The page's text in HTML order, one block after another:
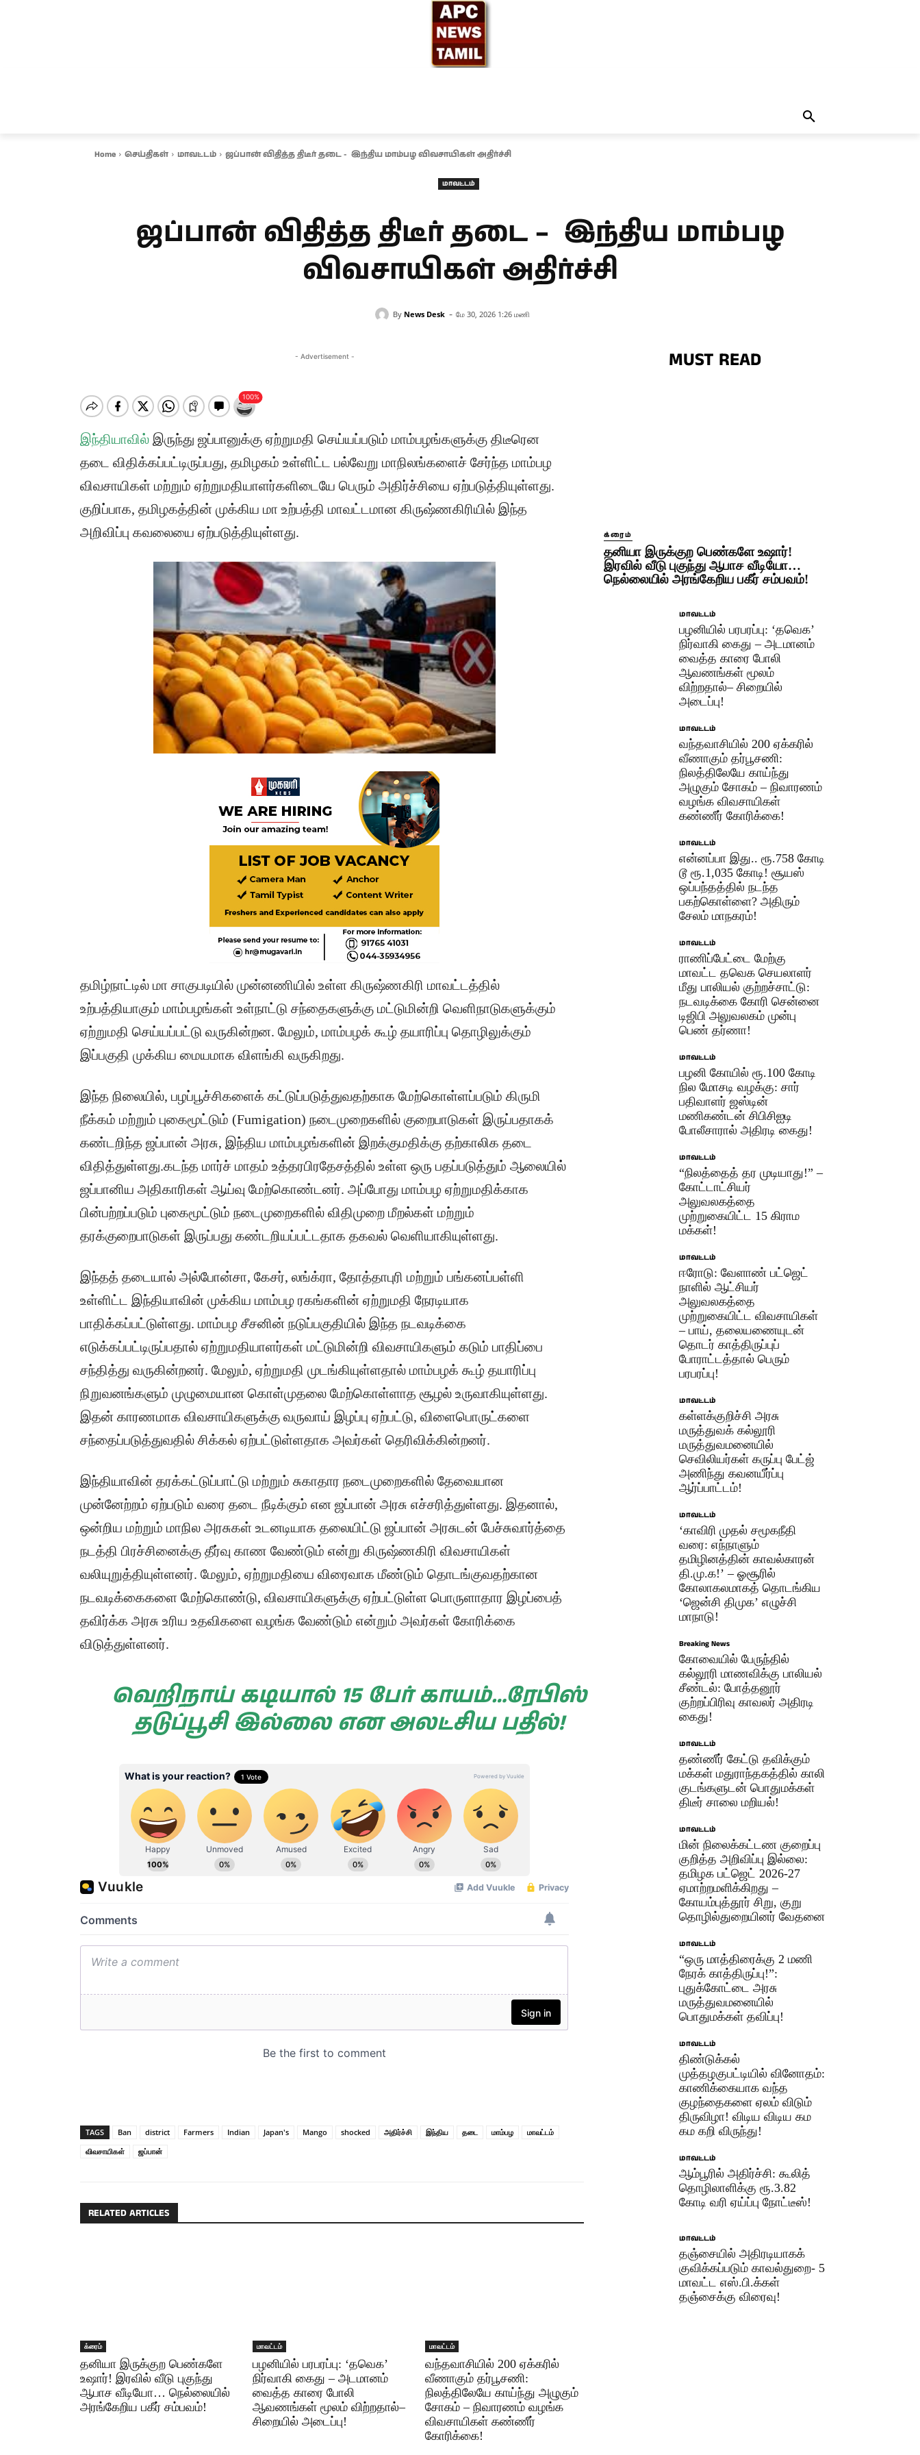
Home செய்திகள் மாவட்டம் ஜப்பான் விதித்த திடீர் தடை - இந்திய மாம்பழ விவசாயிகள் அதிர்ச்சி
மாவட்டம்
ஜப்பான் விதித்த திடீர் தடை – இந்திய மாம்பழ
விவசாயிகள் அதிர்ச்சி
By News Desk - மே 30, 2026 1:26 மணி
- Advertisement -
இந்தியாவில் இருந்து ஜப்பானுக்கு ஏற்றுமதி செய்யப்படும் மாம்பழங்களுக்கு திடீரென
தடை விதிக்கப்பட்டிருப்பது, தமிழகம் உள்ளிட்ட பல்வேறு மாநிலங்களைச் சேர்ந்த மாம்பழ
விவசாயிகள் மற்றும் ஏற்றுமதியாளர்களிடையே பெரும் அதிர்ச்சியை ஏற்படுத்தியுள்ளது.
குறிப்பாக, தமிழகத்தின் முக்கிய மா உற்பத்தி மாவட்டமான கிருஷ்ணகிரியில் இந்த
அறிவிப்பு கவலையை ஏற்படுத்தியுள்ளது.
தமிழ்நாட்டில் மா சாகுபடியில் முன்னணியில் உள்ள கிருஷ்ணகிரி மாவட்டத்தில்
உற்பத்தியாகும் மாம்பழங்கள் உள்நாட்டு சந்தைகளுக்கு மட்டுமின்றி வெளிநாடுகளுக்கும்
ஏற்றுமதி செய்யப்பட்டு வருகின்றன. மேலும், மாம்பழக் கூழ் தயாரிப்பு தொழிலுக்கும்
இப்பகுதி முக்கிய மையமாக விளங்கி வருகிறது.
இந்த நிலையில், பழப்பூச்சிகளைக் கட்டுப்படுத்துவதற்காக மேற்கொள்ளப்படும் கிருமி
நீக்கம் மற்றும் புகைமூட்டும் (Fumigation) நடைமுறைகளில் குறைபாடுகள் இருப்பதாகக்
கண்டறிந்த ஜப்பான் அரசு, இந்திய மாம்பழங்களின் இறக்குமதிக்கு தற்காலிக தடை
விதித்துள்ளது.கடந்த மார்ச் மாதம் உத்தரபிரதேசத்தில் உள்ள ஒரு பதப்படுத்தும் ஆலையில்
ஜப்பானிய அதிகாரிகள் ஆய்வு மேற்கொண்டனர். அப்போது மாம்பழ ஏற்றுமதிக்காக
பின்பற்றப்படும் புகைமூட்டும் நடைமுறைகளில் விதிமுறை மீறல்கள் மற்றும்
தரக்குறைபாடுகள் இருப்பது கண்டறியப்பட்டதாக தகவல் வெளியாகியுள்ளது.
இந்தத் தடையால் அல்போன்சா, கேசர், லங்க்ரா, தோத்தாபுரி மற்றும் பங்கனப்பள்ளி
உள்ளிட்ட இந்தியாவின் முக்கிய மாம்பழ ரகங்களின் ஏற்றுமதி நேரடியாக
பாதிக்கப்பட்டுள்ளது. மாம்பழ சீசனின் நடுப்பகுதியில் இந்த நடவடிக்கை
எடுக்கப்பட்டிருப்பதால் ஏற்றுமதியாளர்கள் மட்டுமின்றி விவசாயிகளும் கடும் பாதிப்பை
சந்தித்து வருகின்றனர். மேலும், ஏற்றுமதி முடங்கியுள்ளதால் மாம்பழக் கூழ் தயாரிப்பு
நிறுவனங்களும் முழுமையான கொள்முதலை மேற்கொள்ளாத சூழல் உருவாகியுள்ளது.
இதன் காரணமாக விவசாயிகளுக்கு வருவாய் இழப்பு ஏற்பட்டு, விளைபொருட்களை
சந்தைப்படுத்துவதில் சிக்கல் ஏற்பட்டுள்ளதாக அவர்கள் தெரிவிக்கின்றனர்.
இந்தியாவின் தரக்கட்டுப்பாட்டு மற்றும் சுகாதார நடைமுறைகளில் தேவையான
முன்னேற்றம் ஏற்படும் வரை தடை நீடிக்கும் என ஜப்பான் அரசு எச்சரித்துள்ளது. இதனால்,
ஒன்றிய மற்றும் மாநில அரசுகள் உடனடியாக தலையிட்டு ஜப்பான் அரசுடன் பேச்சுவார்த்தை
நடத்தி பிரச்சினைக்கு தீர்வு காண வேண்டும் என்று கிருஷ்ணகிரி விவசாயிகள்
வலியுறுத்தியுள்ளனர். மேலும், ஏற்றுமதியை விரைவாக மீண்டும் தொடங்குவதற்கான
நடவடிக்கைகளை மேற்கொண்டு, விவசாயிகளுக்கு ஏற்பட்டுள்ள பொருளாதார இழப்பைத்
தவிர்க்க அரசு உரிய உதவிகளை வழங்க வேண்டும் என்றும் அவர்கள் கோரிக்கை
விடுத்துள்ளனர்.
வெறிநாய் கடியால் 15 பேர் காயம்…ரேபிஸ்
தடுப்பூசி இல்லை என அலட்சிய பதில்!
TAGS Ban district Farmers Indian Japan's Mango shocked அதிர்ச்சி இந்திய தடை மாம்பழ
மாவட்டம்
விவசாயிகள்
ஜப்பான்
RELATED ARTICLES
க்ரைம்
தனியா இருக்குற பெண்களே
உஷார்! இரவில் வீடு புகுந்து
ஆபாச வீடியோ… நெல்லையில்
அரங்கேறிய பகீர் சம்பவம்!
மாவட்டம்
பழனியில் பரபரப்பு: ‘தவெக’
நிர்வாகி கைது – அடமானம்
வைத்த காரை போலி
ஆவணங்கள் மூலம் விற்றதால்–
சிறையில் அடைப்பு!
மாவட்டம்
வந்தவாசியில் 200 ஏக்கரில்
வீணாகும் தர்பூசணி:
நிலத்திலேயே காய்ந்து அழுகும்
சோகம் – நிவாரணம் வழங்க
விவசாயிகள் கண்ணீர்
கோரிக்கை!
MUST READ
க்ரைம்
தனியா இருக்குற பெண்களே உஷார்!
இரவில் வீடு புகுந்து ஆபாச வீடியோ…
நெல்லையில் அரங்கேறிய பகீர் சம்பவம்!
மாவட்டம்
பழனியில் பரபரப்பு: ‘தவெக’
நிர்வாகி கைது – அடமானம்
வைத்த காரை போலி
ஆவணங்கள் மூலம்
விற்றதால்– சிறையில்
அடைப்பு!
மாவட்டம்
வந்தவாசியில் 200 ஏக்கரில்
வீணாகும் தர்பூசணி:
நிலத்திலேயே காய்ந்து
அழுகும் சோகம் – நிவாரணம்
வழங்க விவசாயிகள்
கண்ணீர் கோரிக்கை!
மாவட்டம்
என்னப்பா இது.. ரூ.758 கோடி
டூ ரூ.1,035 கோடி! சூயஸ்
ஒப்பந்தத்தில் நடந்த
பகற்கொள்ளை? அதிரும்
சேலம் மாநகரம்!
மாவட்டம்
ராணிப்பேட்டை மேற்கு
மாவட்ட தவெக செயலாளர்
மீது பாலியல் குற்றச்சாட்டு:
நடவடிக்கை கோரி சென்னை
டிஜிபி அலுவலகம் முன்பு
பெண் தர்ணா!
மாவட்டம்
பழனி கோயில் ரூ.100 கோடி
நில மோசடி வழக்கு: சார்
பதிவாளர் ஜஸ்டின்
மணிகண்டன் சிபிசிஐடி
போலீசாரால் அதிரடி கைது!
மாவட்டம்
“நிலத்தைத் தர முடியாது!” –
கோட்டாட்சியர்
அலுவலகத்தை
முற்றுகையிட்ட 15 கிராம
மக்கள்!
மாவட்டம்
ஈரோடு: வேளாண் பட்ஜெட்
நாளில் ஆட்சியர்
அலுவலகத்தை
முற்றுகையிட்ட விவசாயிகள்
– பாய், தலையணையுடன்
தொடர் காத்திருப்புப்
போராட்டத்தால் பெரும்
பரபரப்பு!
மாவட்டம்
கள்ளக்குறிச்சி அரசு
மருத்துவக் கல்லூரி
மருத்துவமனையில்
செவிலியர்கள் கருப்பு பேட்ஜ்
அணிந்து கவனயீர்ப்பு
ஆர்ப்பாட்டம்!
மாவட்டம்
‘காவிரி முதல் சமூகநீதி
வரை: எந்நாளும்
தமிழினத்தின் காவல்காரன்
தி.மு.க!’ – ஓசூரில்
கோலாகலமாகத் தொடங்கிய
‘ஜென்சி திமுக’ எழுச்சி
மாநாடு!
Breaking News
கோவையில் பேருந்தில்
கல்லூரி மாணவிக்கு பாலியல்
சீண்டல்: போத்தனூர்
குற்றப்பிரிவு காவலர் அதிரடி
கைது!
மாவட்டம்
தண்ணீர் கேட்டு தவிக்கும்
மக்கள் மதுராந்தகத்தில் காலி
குடங்களுடன் பொதுமக்கள்
திடீர் சாலை மறியல்!
மாவட்டம்
மின் நிலைக்கட்டண குறைப்பு
குறித்த அறிவிப்பு இல்லை:
தமிழக பட்ஜெட் 2026-27
ஏமாற்றமளிக்கிறது –
கோயம்புத்தூர் சிறு, குறு
தொழில்துறையினர் வேதனை
மாவட்டம்
“ஒரு மாத்திரைக்கு 2 மணி
நேரக் காத்திருப்பு!”:
புதுக்கோட்டை அரசு
மருத்துவமனையில்
பொதுமக்கள் தவிப்பு!
மாவட்டம்
திண்டுக்கல்
முத்தழகுபட்டியில் வினோதம்:
காணிக்கையாக வந்த
குழந்தைகளை ஏலம் விடும்
திருவிழா! விடிய விடிய கம
கம கறி விருந்து!
மாவட்டம்
ஆம்பூரில் அதிர்ச்சி: கூலித்
தொழிலாளிக்கு ரூ.3.82
கோடி வரி ஏய்ப்பு நோட்டீஸ்!
மாவட்டம்
தஞ்சையில் அதிரடியாகக்
குவிக்கப்படும் காவல்துறை- 5
மாவட்ட எஸ்.பி.க்கள்
தஞ்சைக்கு விரைவு!